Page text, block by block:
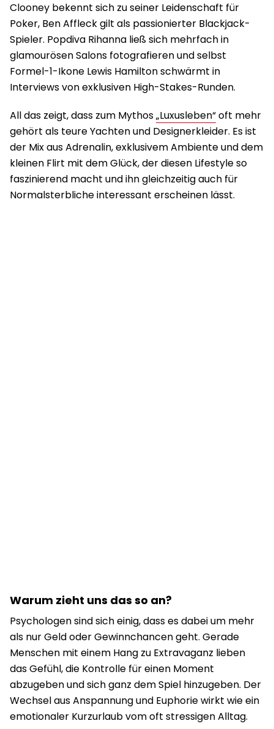
Clooney bekennt sich zu seiner Leidenschaft für
Poker, Ben Affleck gilt als passionierter Blackjack-
Spieler. Popdiva Rihanna ließ sich mehrfach in
glamourösen Salons fotografieren und selbst
Formel-1-Ikone Lewis Hamilton schwärmt in
Interviews von exklusiven High-Stakes-Runden.
All das zeigt, dass zum Mythos„Luxusleben“oft mehr
gehört als teure Yachten und Designerkleider. Es ist
der Mix aus Adrenalin, exklusivem Ambiente und dem
kleinen Flirt mit dem Glück, der diesen Lifestyle so
faszinierend macht und ihn gleichzeitig auch für
Normalsterbliche interessant erscheinen lässt.
Warum zieht uns das so an?
Psychologen sind sich einig, dass es dabei um mehr
als nur Geld oder Gewinnchancen geht. Gerade
Menschen mit einem Hang zu Extravaganz lieben
das Gefühl, die Kontrolle für einen Moment
abzugeben und sich ganz dem Spiel hinzugeben. Der
Wechsel aus Anspannung und Euphorie wirkt wie ein
emotionaler Kurzurlaub vom oft stressigen Alltag.